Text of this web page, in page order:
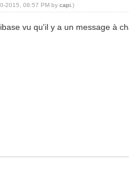
2015, 08:57 PM bycapi .)
vu qu'il y a un message à